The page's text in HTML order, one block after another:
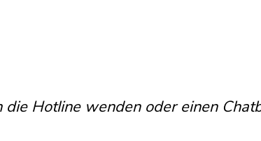
Hotline wenden oder einen
nutzen, die aber
ausblieben, auch nachdem
nötig sei, Verbraucher:innen dann
etwa über eine Smartphone-App